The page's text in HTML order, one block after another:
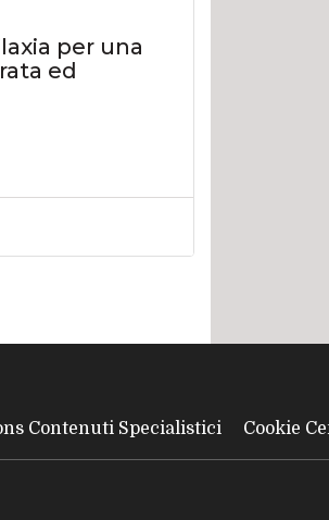
per una
ed
Contenuti Specialistici Cookie